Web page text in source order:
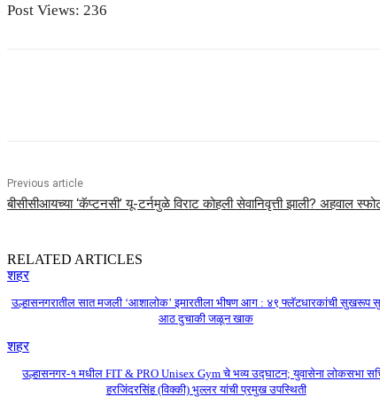
Post Views: 236
Previous article
बीसीसीआयच्या ‘कॅप्टनसी’ यू-टर्नमुळे विराट कोहली सेवानिवृत्ती झाली? अहवाल
RELATED ARTICLES
शहर
उल्हासनगरातील सात मजली ‘आशालोक’ इमारतीला भीषण आग : ४९ फ्लॅटधारकांची सुखरूप
आठ दुचाकी जळून खाक
शहर
उल्हासनगर-१ मधील FIT & PRO Unisex Gym चे भव्य उद्घाटन; युवासेना लोकसभा
हरजिंदरसिंह (विक्की) भुल्लर यांची प्रमुख उपस्थिती